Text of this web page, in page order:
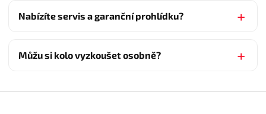
Nabízíte servis a garanční prohlídku?
Můžu si kolo vyzkoušet osobně?